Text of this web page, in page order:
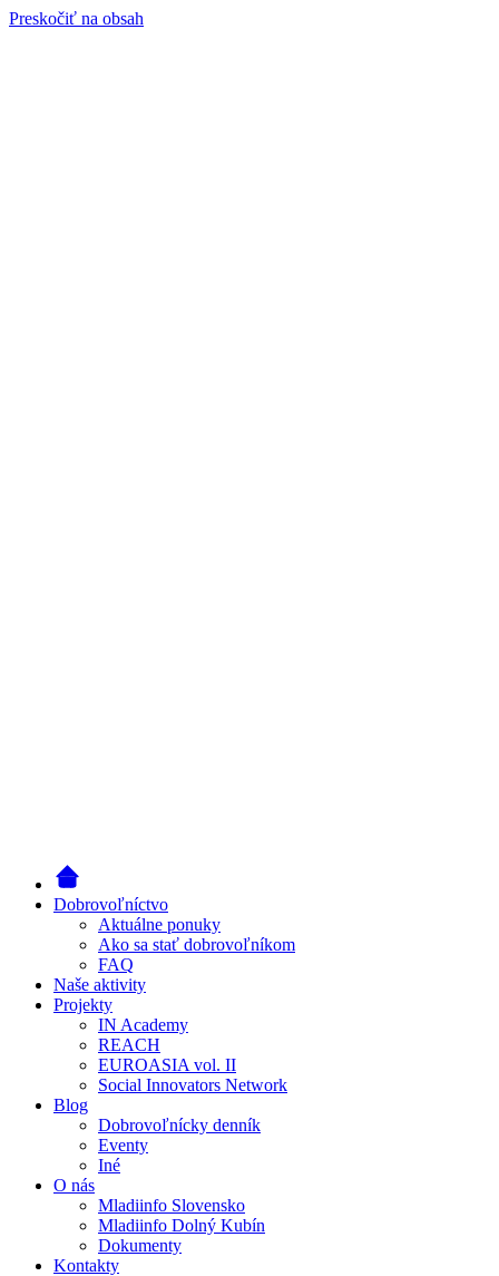
Preskočiť na obsah
Dobrovoľníctvo
Aktuálne ponuky
Ako sa stať dobrovoľníkom
FAQ
Naše aktivity
Projekty
IN Academy
REACH
EUROASIA vol. II
Social Innovators Network
Blog
Dobrovoľnícky denník
Eventy
Iné
O nás
Mladiinfo Slovensko
Mladiinfo Dolný Kubín
Dokumenty
Kontakty